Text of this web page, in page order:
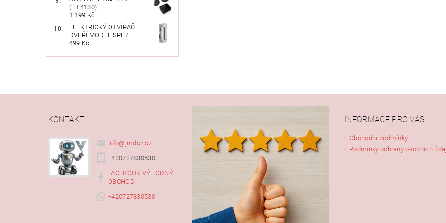
(HT4130)
1 199 Kč
ELEKTRICKÝ OTVÍRAČ
DVEŘÍ MODEL SPE7
499 Kč
KONTAKT
info@ jmdcz.cz
+420727830530
FACEBOOK VÝHODNÝ
OBCHOD
+420727830530
INFORMACE PRO VÁS
Obchodní podmínky
Podmínky ochrany osobních